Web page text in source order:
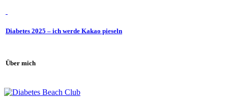
Diabetes 2025 – ich werde Kakao pieseln
Über mich